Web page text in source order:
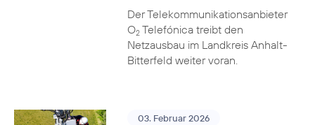
Der Telekommunikationsanbieter
O2Telefónica treibt den
Netzausbau im Landkreis Anhalt-
Bitterfeld weiter voran.
03. Februar 2026